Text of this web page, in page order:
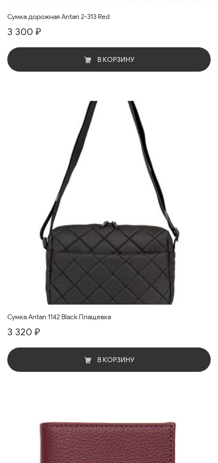
Сумка дорожная Antan 2-313 Red
3 300 ₽
В КОРЗИНУ
Сумка Antan 1142 Black Плащевка
3 320 ₽
В КОРЗИНУ